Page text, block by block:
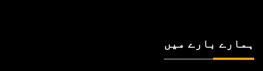
ہمارے بارے میں